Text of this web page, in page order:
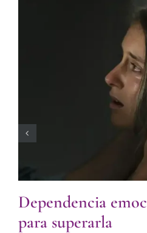
Dependencia
para superarla